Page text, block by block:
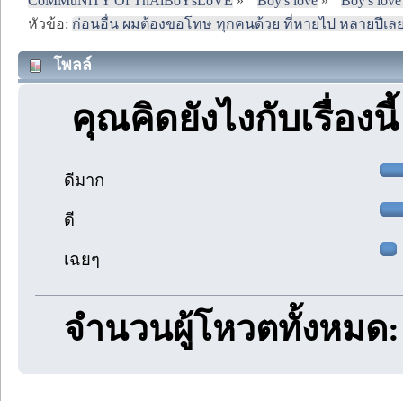
หัวข้อ: ก่อนอื่น ผมต้องขอโทษ ทุกคนด้วย ที่หายไป หลายปีเลย
โพลล์
คุณคิดยังไงกับเรื่องนี้
ดีมาก
ดี
เฉยๆ
จำนวนผู้โหวตทั้งหมด: